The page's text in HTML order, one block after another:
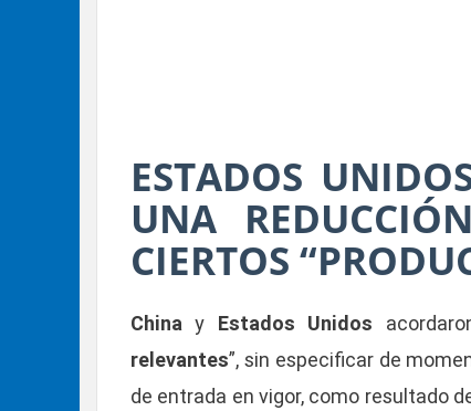
ESTADOS
UNA
CIERTOS
China y Estados Unidos
relevantes”, sin especificar de
de entrada en vigor, como resultado